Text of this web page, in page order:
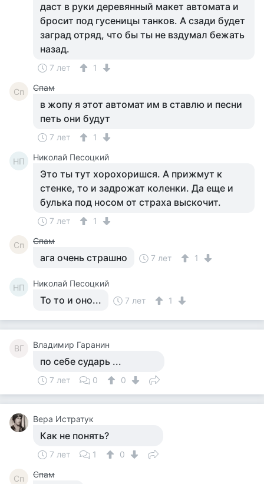
даст в руки деревянный макет автомата и
бросит под гусеницы танков. А сзади будет
заград отряд, что бы ты не вздумал бежать
назад.
7 лет 1
Сп Спам
в жопу я этот автомат им в ставлю и песни
петь они будут
7 лет 1
НП Николай Песоцкий
Это ты тут хорохоришся. А прижмут к
стенке, то и задрожат коленки. Да еще и
булька под носом от страха выскочит.
7 лет 1
Сп Спам
ага очень страшно 7 лет 1
НП Николай Песоцкий
То то и оно... 7 лет 1
ВГ Владимир Гаранин
по себе сударь ...
7 лет 0 0
Вера Истратук
Как не понять?
7 лет 1 0
Сп Спам